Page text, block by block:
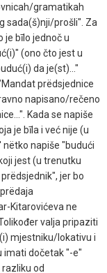
gramatikah
sada(š)nji/prošli". Za
je bīlo jednoč u
(ono čto jest u
da je(st)..."
prëdsjednice
napisano/rečeno
Kada se napiše
je bīla i već nije (u
napiše "budući
jest (u trenutku
jer bo
Kitarovićeva ne
valja pripaziti
mjestniku/lokativu i
imati dočetak "-e"
od